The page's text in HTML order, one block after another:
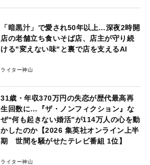
「暗黒汁」で愛され50年以上…深夜2時開
店の老舗立ち食いそば店、店主が守り続
ける"変えない味"と裏で店を支えるAI
ライター神山
31歳・年収370万円の失恋が歴代最高再
生回数に…『ザ・ノンフィクション』な
ぜ“何も起きない婚活”が114万人の心を動
かしたのか【2026 集英社オンライン上半
期 世間を騒がせたテレビ番組 1位】
ライター神山